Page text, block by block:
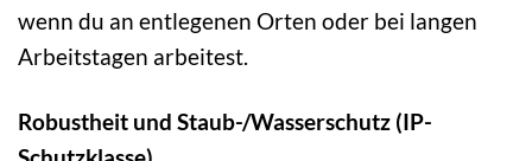
wenn du an entlegenen Orten oder bei langen
Arbeitstagen arbeitest.
Robustheit und Staub-/Wasserschutz (IP-